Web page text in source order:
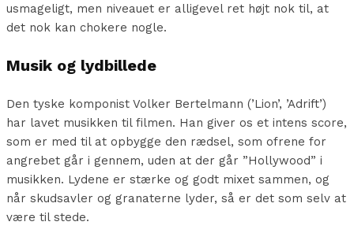
usmageligt, men niveauet er alligevel ret højt nok til, at
det nok kan chokere nogle.
Musik og lydbillede
Den tyske komponist Volker Bertelmann (’Lion’, ’Adrift’)
har lavet musikken til filmen. Han giver os et intens score,
som er med til at opbygge den rædsel, som ofrene for
angrebet går i gennem, uden at der går ”Hollywood” i
musikken. Lydene er stærke og godt mixet sammen, og
når skudsavler og granaterne lyder, så er det som selv at
være til stede.